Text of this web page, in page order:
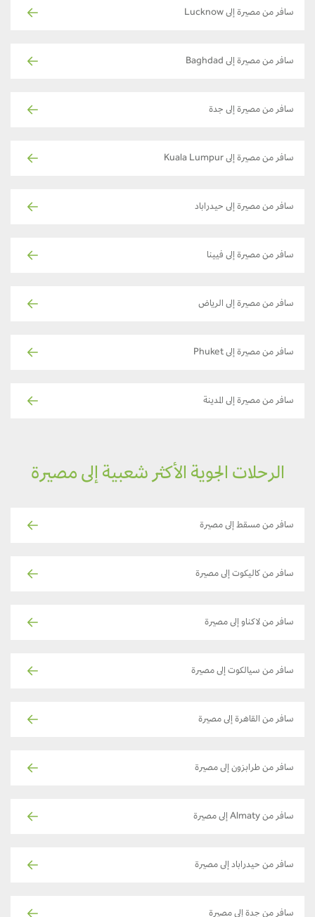
سافر من مصيرة إلى Lucknow
سافر من مصيرة إلى Baghdad
سافر من مصيرة إلى جدة
سافر من مصيرة إلى Kuala Lumpur
سافر من مصيرة إلى حيدراباد
سافر من مصيرة إلى فيينا
سافر من مصيرة إلى الرياض
سافر من مصيرة إلى Phuket
سافر من مصيرة إلى المدينة
الرحلات الجوية الأكثر شعبية إلى مصيرة
سافر من مسقط إلى مصيرة
سافر من كاليكوت إلى مصيرة
سافر من لاكناو إلى مصيرة
سافر من سيالكوت إلى مصيرة
سافر من القاهرة إلى مصيرة
سافر من طرابزون إلى مصيرة
سافر من Almaty إلى مصيرة
سافر من حيدراباد إلى مصيرة
سافر من جدة إلى مصيرة